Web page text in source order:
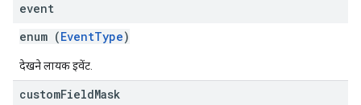
event
enum (EventType)
देखने लायक इवेंट.
customFieldMask